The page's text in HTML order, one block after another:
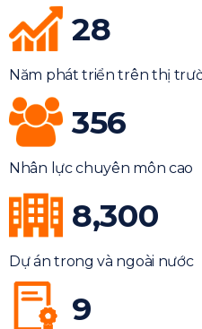
28
Năm phát triển trên thị
356
Nhân lực chuyên môn cao
8,300
Dự án trong và ngoài nước
9